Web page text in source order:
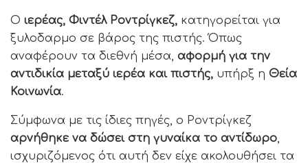
Ο ιερέας, Φιντέλ Ροντρίγκεζ, κατηγορείται για
ξυλοδαρμο σε βάρος της πιστής. Όπως
αναφέρουν τα διεθνή μέσα, αφορμή για την
αντιδικία μεταξύ ιερέα και πιστής, υπήρξ η Θεία
Κοινωνία.
Σύμφωνα με τις ίδιες πηγές, ο Ροντρίγκεζ
αρνήθηκε να δώσει στη γυναίκα το αντίδωρο,
ισχυριζόμενος ότι αυτή δεν είχε ακολουθήσει τα